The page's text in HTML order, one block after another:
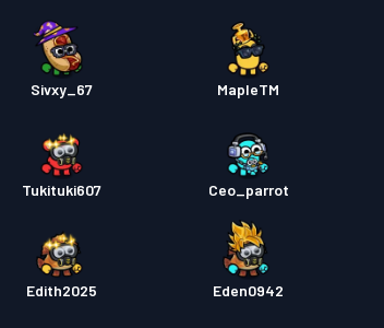
Sivxy_67 MapleTM
Tukituki607 Ceo_parrot
Edith2025 Eden0942